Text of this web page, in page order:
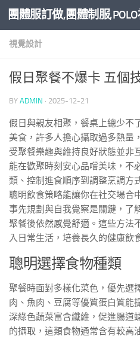
Skip to content
團體服訂做,團體制服
視覺設計
假日聚餐不爆卡 五個
BY ADMIN · 2025-12-21
假日與親友相聚，餐桌上總少不
美食，許多人擔心攝取過多熱量
受聚餐樂趣與維持良好狀態並非
能在歡聚時刻安心品嚐美味，不
類、控制進食順序到調整烹調方
聰明飲食策略能讓你在社交場合
事先規劃與自我覺察是關鍵，了
聚餐後依然感覺舒適。這些方法
入日常生活，培養長久的健康飲
聰明選擇食物種類
聚餐時面對多樣化菜色，優先選
肉、魚肉、豆腐等優質蛋白質能
深綠色蔬菜富含纖維，促進腸道
的攝取，這類食物通常含有較高